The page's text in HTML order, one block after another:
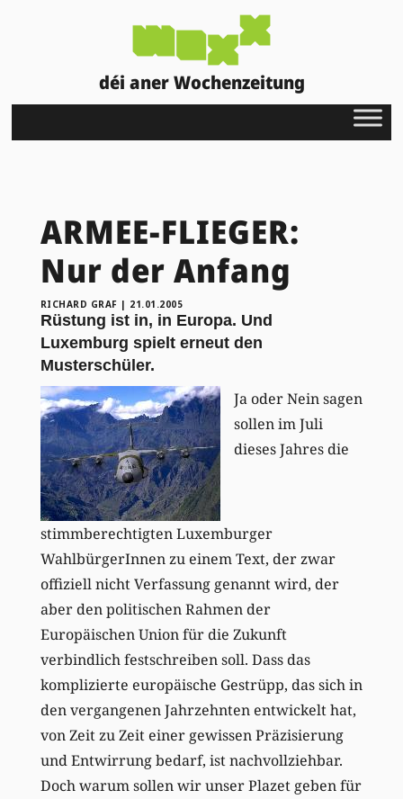
déi aner Wochenzeitung
ARMEE-FLIEGER:
Nur der Anfang
RICHARD GRAF | 21.01.2005
Rüstung ist in, in Europa. Und
Luxemburg spielt erneut den
Musterschüler.
Ja oder Nein sagen
sollen im Juli
dieses Jahres die
stimmberechtigten Luxemburger
WahlbürgerInnen zu einem Text, der zwar
offiziell nicht Verfassung genannt wird, der
aber den politischen Rahmen der
Europäischen Union für die Zukunft
verbindlich festschreiben soll. Dass das
komplizierte europäische Gestrüpp, das sich in
den vergangenen Jahrzehnten entwickelt hat,
von Zeit zu Zeit einer gewissen Präzisierung
und Entwirrung bedarf, ist nachvollziehbar.
Doch warum sollen wir unser Plazet geben für